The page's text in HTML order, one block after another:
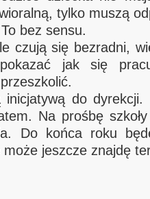
tylko muszą
bez sensu.
czują się bezradni,
jak się
do dyrekcji.
Na prośbę
Do końca roku
może jeszcze znajdę